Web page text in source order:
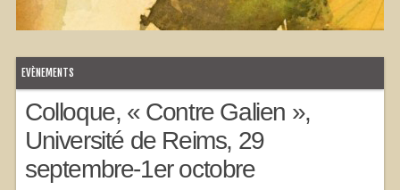
EVÈNEMENTS
Colloque, « Contre Galien »,
Université de Reims, 29
septembre-1er octobre